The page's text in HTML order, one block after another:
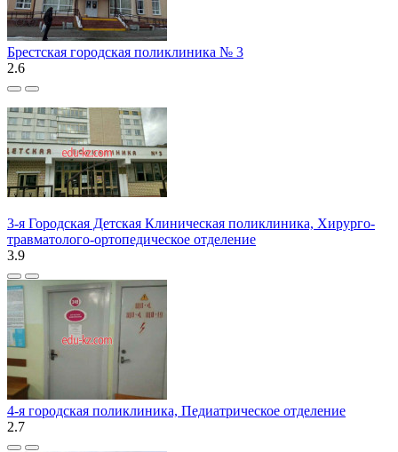
Брестская городская поликлиника № 3
2.6
3-я Городская Детская Клиническая поликлиника, Хирурго-
травматолого-ортопедическое отделение
3.9
4-я городская поликлиника, Педиатрическое отделение
2.7